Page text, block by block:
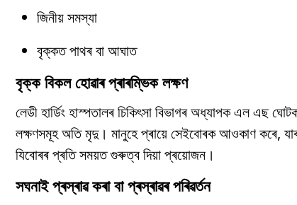
জিনীয় সমস্যা
বৃক্কত পাথৰ বা আঘাত
বৃক্ক বিকল হোৱাৰ প্ৰাৰম্ভিক লক্ষণ
লেডী হাৰ্ডিং হাস্পতালৰ চিকিৎসা বিভাগৰ অধ্যাপক এল এছ
লক্ষণসমূহ অতি মৃদু। মানুহে প্ৰায়ে সেইবোৰক আওকাণ কৰে,
যিবোৰৰ প্ৰতি সময়ত গুৰুত্ব দিয়া প্ৰয়োজন।
সঘনাই প্ৰস্ৰাৱ কৰা বা প্ৰস্ৰাৱৰ পৰিৱৰ্তন